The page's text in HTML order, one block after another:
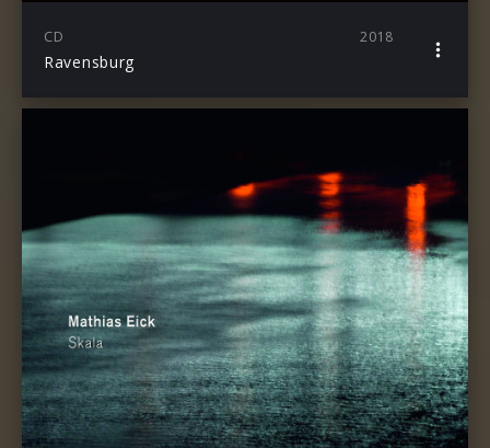
CD 2018
Ravensburg